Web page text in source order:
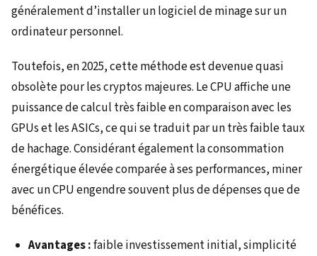
généralement d’installer un logiciel de minage sur un
ordinateur personnel.
Toutefois, en 2025, cette méthode est devenue quasi
obsolète pour les cryptos majeures. Le CPU affiche une
puissance de calcul très faible en comparaison avec les
GPUs et les ASICs, ce qui se traduit par un très faible taux
de hachage. Considérant également la consommation
énergétique élevée comparée à ses performances, miner
avec un CPU engendre souvent plus de dépenses que de
bénéfices.
Avantages :faible investissement initial, simplicité